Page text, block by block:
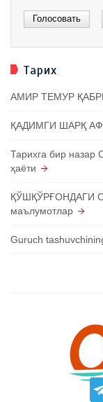
Тарих
АМИР ТЕМУР
ҚАДИМГИ ШАРҚ
Тарихга бир
ҳаёти
ҚЎШҚЎРҒОНДАГИ
маълумотлар
Guruch